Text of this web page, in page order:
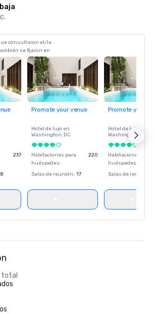
consultaron el/la
se fijaron en
237
8
Promote your venue
Hotel de lujo en
Washington, DC
Habitaciones para
huéspedes:
220
Salas de reunión: 17
Promote your
Hotel de lujo en
Washington
Habitaciones para
huéspedes
Salas de reunión
total